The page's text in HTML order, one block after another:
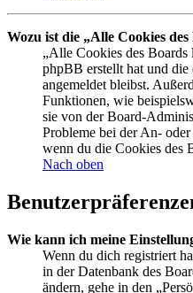
Wozu ist die „Alle Cookies
„Alle Cookies des Boards
phpBB erstellt hat und die
angemeldet bleibst.
Funktionen, wie
sie von der Board-
Probleme bei der An-
wenn du die Cookies des
Nach oben
Wie kann ich meine
Wenn du dich registriert
in der Datenbank des
ändern, gehe in den